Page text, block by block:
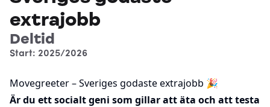
extrajobb
Deltid
Start: 2025/2026
Movegreeter – Sveriges godaste extrajobb 🎉
Är du ett socialt geni som gillar att äta och att testa